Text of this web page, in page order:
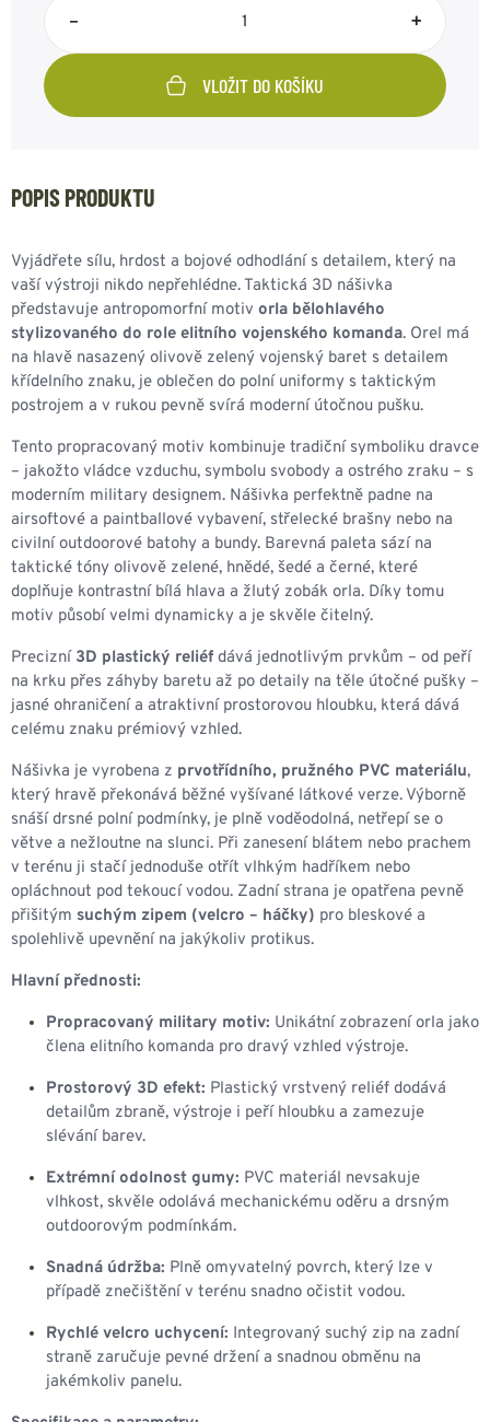
– +
VLOŽIT DO KOŠÍKU
POPIS PRODUKTU
Vyjádřete sílu, hrdost a bojové odhodlání s detailem, který na
vaší výstroji nikdo nepřehlédne. Taktická 3D nášivka
představuje antropomorfní motiv orla bělohlavého
stylizovaného do role elitního vojenského komanda. Orel má
na hlavě nasazený olivově zelený vojenský baret s detailem
křídelního znaku, je oblečen do polní uniformy s taktickým
postrojem a v rukou pevně svírá moderní útočnou pušku.
Tento propracovaný motiv kombinuje tradiční symboliku dravce
– jakožto vládce vzduchu, symbolu svobody a ostrého zraku – s
moderním military designem. Nášivka perfektně padne na
airsoftové a paintballové vybavení, střelecké brašny nebo na
civilní outdoorové batohy a bundy. Barevná paleta sází na
taktické tóny olivově zelené, hnědé, šedé a černé, které
doplňuje kontrastní bílá hlava a žlutý zobák orla. Díky tomu
motiv působí velmi dynamicky a je skvěle čitelný.
Precizní 3D plastický reliéf dává jednotlivým prvkům – od peří
na krku přes záhyby baretu až po detaily na těle útočné pušky –
jasné ohraničení a atraktivní prostorovou hloubku, která dává
celému znaku prémiový vzhled.
Nášivka je vyrobena z prvotřídního, pružného PVC materiálu,
který hravě překonává běžné vyšívané látkové verze. Výborně
snáší drsné polní podmínky, je plně voděodolná, netřepí se o
větve a nežloutne na slunci. Při zanesení blátem nebo prachem
v terénu ji stačí jednoduše otřít vlhkým hadříkem nebo
opláchnout pod tekoucí vodou. Zadní strana je opatřena pevně
přišitým suchým zipem (velcro – háčky) pro bleskové a
spolehlivě upevnění na jakýkoliv protikus.
Hlavní přednosti:
Propracovaný military motiv: Unikátní zobrazení orla jako
člena elitního komanda pro dravý vzhled výstroje.
Prostorový 3D efekt: Plastický vrstvený reliéf dodává
detailům zbraně, výstroje i peří hloubku a zamezuje
slévání barev.
Extrémní odolnost gumy: PVC materiál nevsakuje
vlhkost, skvěle odolává mechanickému oděru a drsným
outdoorovým podmínkám.
Snadná údržba: Plně omyvatelný povrch, který lze v
případě znečištění v terénu snadno očistit vodou.
Rychlé velcro uchycení: Integrovaný suchý zip na zadní
straně zaručuje pevné držení a snadnou obměnu na
jakémkoliv panelu.